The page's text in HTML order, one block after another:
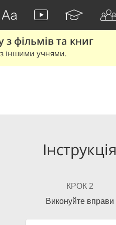
фільмів та книг
з іншими учнями.
Інструкція
КРОК 2
Виконуйте вправи